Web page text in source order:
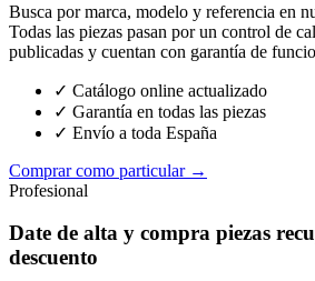
Busca por marca, modelo y referencia en
Todas las piezas pasan por un control de
publicadas y cuentan con garantía de
✓ Catálogo online actualizado
✓ Garantía en todas las piezas
✓ Envío a toda España
Comprar como particular →
Profesional
Date de alta y compra piezas
descuento